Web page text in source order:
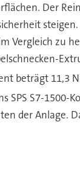
Der
Vergleich zu
beträgt 11,3
SPS S7-
der Anlage.